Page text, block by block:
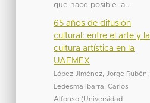
que hace posible la ...
65 años de difusión
cultural: entre el arte y la
cultura artística en la
UAEMEX
López Jiménez, Jorge Rubén;
Ledesma Ibarra, Carlos
Alfonso (Universidad